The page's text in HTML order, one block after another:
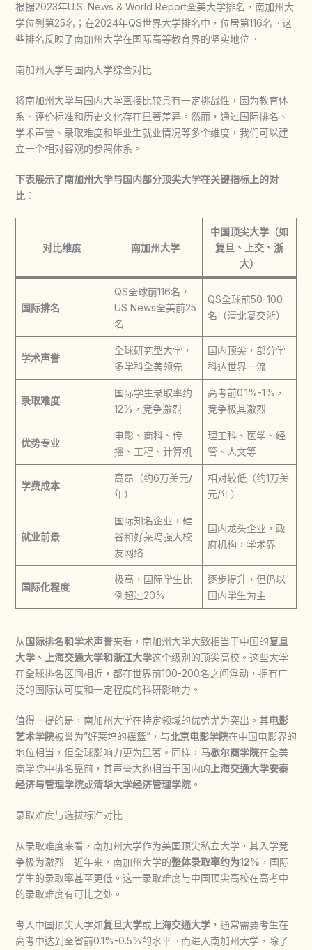
根据2023年U.S. News & World Report全美大学排名，南加州大
学位列第25名；在2024年QS世界大学排名中，位居第116名。这
些排名反映了南加州大学在国际高等教育界的坚实地位。
南加州大学与国内大学综合对比
将南加州大学与国内大学直接比较具有一定挑战性，因为教育体
系、评价标准和历史文化存在显著差异。然而，通过国际排名、
学术声誉、录取难度和毕业生就业情况等多个维度，我们可以建
立一个相对客观的参照体系。
下表展示了南加州大学与国内部分顶尖大学在关键指标上的对
比：
对比维度 南加州大学
中国顶尖大学（如
复旦、上交、浙
大）
国际排名
QS全球前116名，
US News全美前25
名
QS全球前50-100
名（清北复交浙）
学术声誉
全球研究型大学，
多学科全美领先
国内顶尖，部分学
科达世界一流
录取难度
国际学生录取率约
12%，竞争激烈
高考前0.1%-1%，
竞争极其激烈
优势专业
电影、商科、传
播、工程、计算机
理工科、医学、经
管、人文等
学费成本
高昂（约6万美元/
年）
相对较低（约1万美
元/年）
就业前景
国际知名企业，硅
谷和好莱坞强大校
友网络
国内龙头企业，政
府机构，学术界
国际化程度
极高，国际学生比
例超过20%
逐步提升，但仍以
国内学生为主
从国际排名和学术声誉来看，南加州大学大致相当于中国的复旦
大学、上海交通大学和浙江大学这个级别的顶尖高校。这些大学
在全球排名区间相近，都在世界前100-200名之间浮动，拥有广
泛的国际认可度和一定程度的科研影响力。
值得一提的是，南加州大学在特定领域的优势尤为突出。其电影
艺术学院被誉为”好莱坞的摇篮”，与北京电影学院在中国电影界的
地位相当，但全球影响力更为显著。同样， 马歇尔商学院在全美
商学院中排名靠前，其声誉大约相当于国内的上海交通大学安泰
经济与管理学院或清华大学经济管理学院。
录取难度与选拔标准对比
从录取难度来看，南加州大学作为美国顶尖私立大学，其入学竞
争极为激烈。近年来，南加州大学的整体录取率约为12% ，国际
学生的录取率甚至更低。这一录取难度与中国顶尖高校在高考中
的录取难度有可比之处。
考入中国顶尖大学如复旦大学或上海交通大学，通常需要考生在
高考中达到全省前0.1%-0.5%的水平。而进入南加州大学，除了